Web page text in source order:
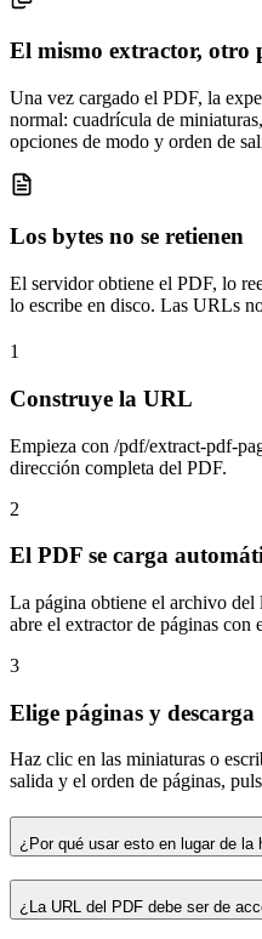
El mismo extractor, otro
Una vez cargado el PDF, la
normal: cuadrícula de
opciones de modo y orden de
Los bytes no se retienen
El servidor obtiene el PDF, lo
lo escribe en disco. Las URLs
1
Construye la URL
Empieza con /pdf/extract-pdf-
dirección completa del PDF.
2
El PDF se carga
La página obtiene el archivo
abre el extractor de páginas con
3
Elige páginas y descarga
Haz clic en las miniaturas o
salida y el orden de páginas,
¿Por qué usar esto en lugar de la
¿La URL del PDF debe ser de